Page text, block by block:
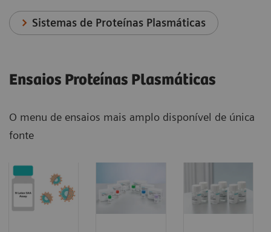
Sistemas de Proteínas Plasmáticas
Ensaios Proteínas Plasmáticas
O menu de ensaios mais amplo disponível de única
fonte